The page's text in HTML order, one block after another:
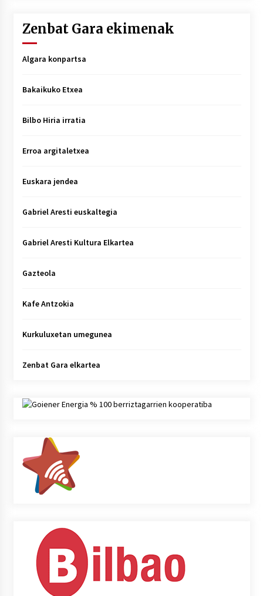
Zenbat Gara ekimenak
Algara konpartsa
Bakaikuko Etxea
Bilbo Hiria irratia
Erroa argitaletxea
Euskara jendea
Gabriel Aresti euskaltegia
Gabriel Aresti Kultura Elkartea
Gazteola
Kafe Antzokia
Kurkuluxetan umegunea
Zenbat Gara elkartea